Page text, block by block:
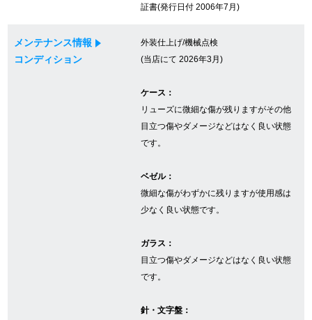
GINZA RASINについて
GINZA RASINの中古腕時計について
店舗情報
証書(発行日付 2006年7月)
メンテナンス情報
コンディション
外装仕上げ/機械点検
(当店にて 2026年3月)
ケース：
リューズに微細な傷が残りますがその他
目立つ傷やダメージなどはなく良い状態
です。
ベゼル：
微細な傷がわずかに残りますが使用感は
少なく良い状態です。
ガラス：
目立つ傷やダメージなどはなく良い状態
です。
針・文字盤：